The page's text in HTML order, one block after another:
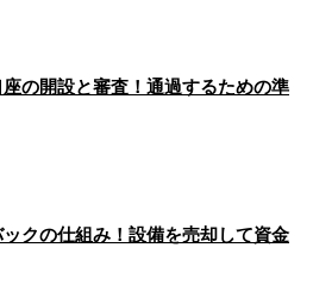
の開設と審査！通過するための準
クの仕組み！設備を売却して資金